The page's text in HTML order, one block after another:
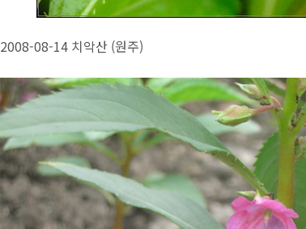
2008-08-14 치악산 (원주)